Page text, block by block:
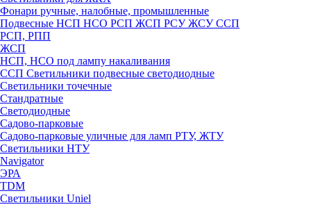
Фонари ручные, налобные, промышленные
Подвесные НСП НСО РСП ЖСП РСУ ЖСУ ССП
РСП, РПП
ЖСП
НСП, НСО под лампу накаливания
ССП Светильники подвесные светодиодные
Светильники точечные
Стандратные
Светодиодные
Садово-парковые
Садово-парковые уличные для ламп РТУ, ЖТУ
Светильники НТУ
Navigator
ЭРА
TDM
Светильники Uniel